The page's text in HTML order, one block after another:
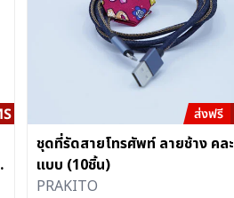
ชุดที่รัดสายโทรศัพท์ ลายช้าง คละ
แบบ (10ชิ้น)
PRAKITO